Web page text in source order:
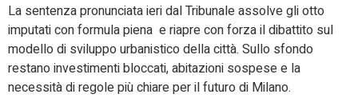
La sentenza pronunciata ieri dal Tribunale assolve gli otto
imputati con formula piena e riapre con forza il dibattito sul
modello di sviluppo urbanistico della città. Sullo sfondo
restano investimenti bloccati, abitazioni sospese e la
necessità di regole più chiare per il futuro di Milano.